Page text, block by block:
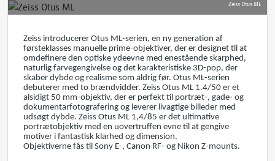
Zeiss Otus ML
Zeiss introducerer Otus ML-serien, en ny generation af
førsteklasses manuelle prime-objektiver, der er designet til at
omdefinere den optiske ydeevne med enestående skarphed,
naturlig farvegengivelse og det karakteristiske 3D-pop, der
skaber dybde og realisme som aldrig før. Otus ML-serien
debuterer med to brændvidder. Zeiss Otus ML 1.4/50 er et
alsidigt 50 mm-objektiv, der er perfekt til portræt-, gade- og
dokumentarfotografering og leverer livagtige billeder med
udsøgt dybde. Zeiss Otus ML 1,4/85 er det ultimative
portrætobjektiv med en uovertruffen evne til at gengive
motiver i fantastisk klarhed og dimension.
Objektiverne fås til Sony E-, Canon RF- og Nikon Z-mounts.